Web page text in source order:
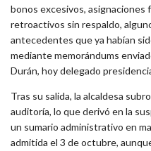
bonos excesivos, asignaciones
retroactivos sin respaldo,
antecedentes que ya habían
mediante memorándums
Durán, hoy delegado
Tras su salida, la alcaldesa
auditoría, lo que derivó en la
un sumario administrativo en
admitida el 3 de octubre,